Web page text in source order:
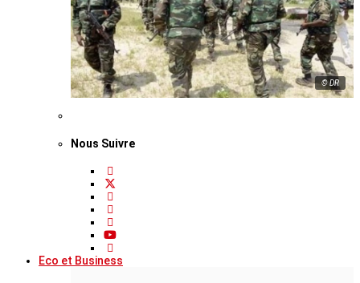
© DR
Nous Suivre
Eco et Business